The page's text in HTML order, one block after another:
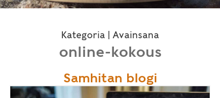
Kategoria | Avainsana
online-kokous
Samhitan blogi